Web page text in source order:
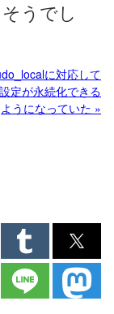
うでし
に対応して
定が永続化できる
ようになっていた »